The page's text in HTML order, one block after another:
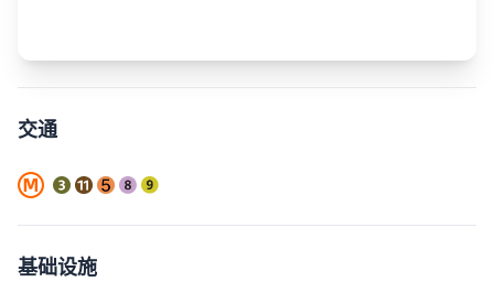
交通
基础设施